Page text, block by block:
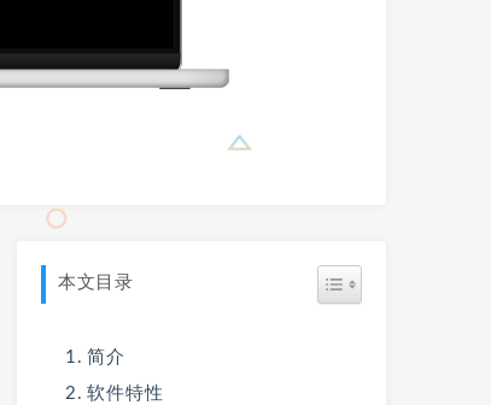
本文目录
简介
软件特性